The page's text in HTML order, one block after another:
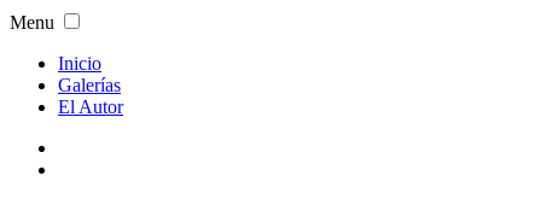
Menu
Inicio
Galerías
El Autor